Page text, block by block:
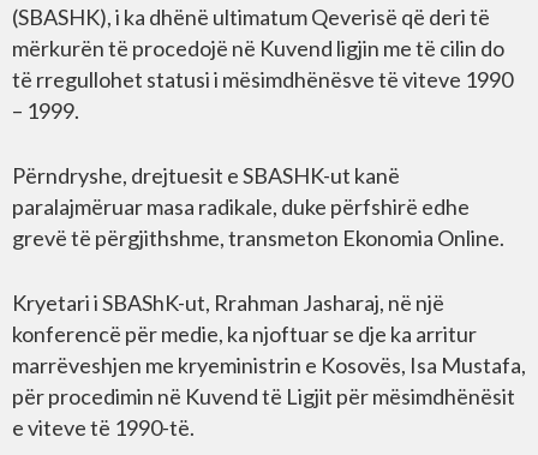
(SBASHK), i ka dhënë ultimatum Qeverisë që deri të
mërkurën të procedojë në Kuvend ligjin me të cilin do
të rregullohet statusi i mësimdhënësve të viteve 1990
– 1999.
Përndryshe, drejtuesit e SBASHK-ut kanë
paralajmëruar masa radikale, duke përfshirë edhe
grevë të përgjithshme, transmeton Ekonomia Online.
Kryetari i SBAShK-ut, Rrahman Jasharaj, në një
konferencë për medie, ka njoftuar se dje ka arritur
marrëveshjen me kryeministrin e Kosovës, Isa Mustafa,
për procedimin në Kuvend të Ligjit për mësimdhënësit
e viteve të 1990-të.